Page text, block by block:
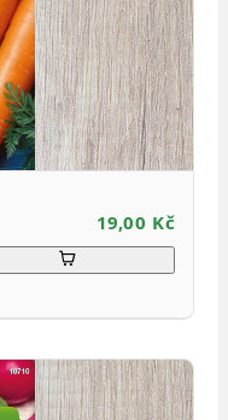
19,00 Kč